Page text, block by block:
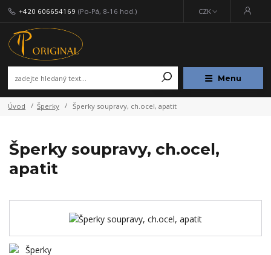
Menu
CZK
+420 606654169 (Po-Pá, 8-16 hod.)
Úvod Šperky Šperky soupravy, ch.ocel, apatit
Šperky soupravy, ch.ocel,
apatit